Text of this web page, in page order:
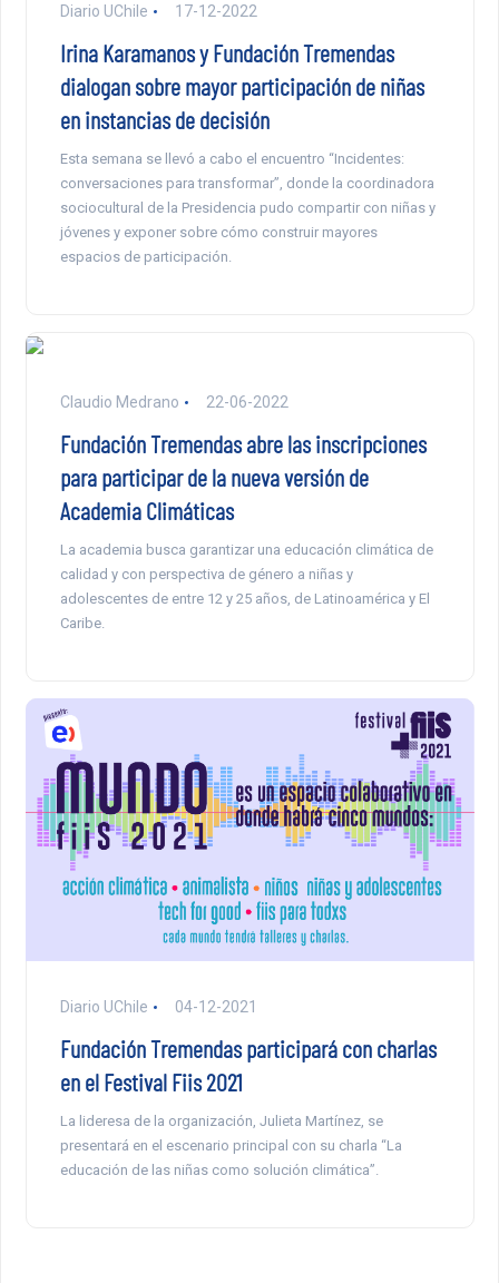
Diario UChile 17-12-2022
Irina Karamanos y Fundación Tremendas
dialogan sobre mayor participación de niñas
en instancias de decisión
Esta semana se llevó a cabo el encuentro “Incidentes:
conversaciones para transformar”, donde la coordinadora
sociocultural de la Presidencia pudo compartir con niñas y
jóvenes y exponer sobre cómo construir mayores
espacios de participación.
Claudio Medrano 22-06-2022
Fundación Tremendas abre las inscripciones
para participar de la nueva versión de
Academia Climáticas
La academia busca garantizar una educación climática de
calidad y con perspectiva de género a niñas y
adolescentes de entre 12 y 25 años, de Latinoamérica y El
Caribe.
Diario UChile 04-12-2021
Fundación Tremendas participará con charlas
en el Festival Fiis 2021
La lideresa de la organización, Julieta Martínez, se
presentará en el escenario principal con su charla “La
educación de las niñas como solución climática”.